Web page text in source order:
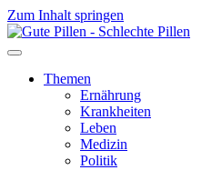
Zum Inhalt springen
Themen
Ernährung
Krankheiten
Leben
Medizin
Politik